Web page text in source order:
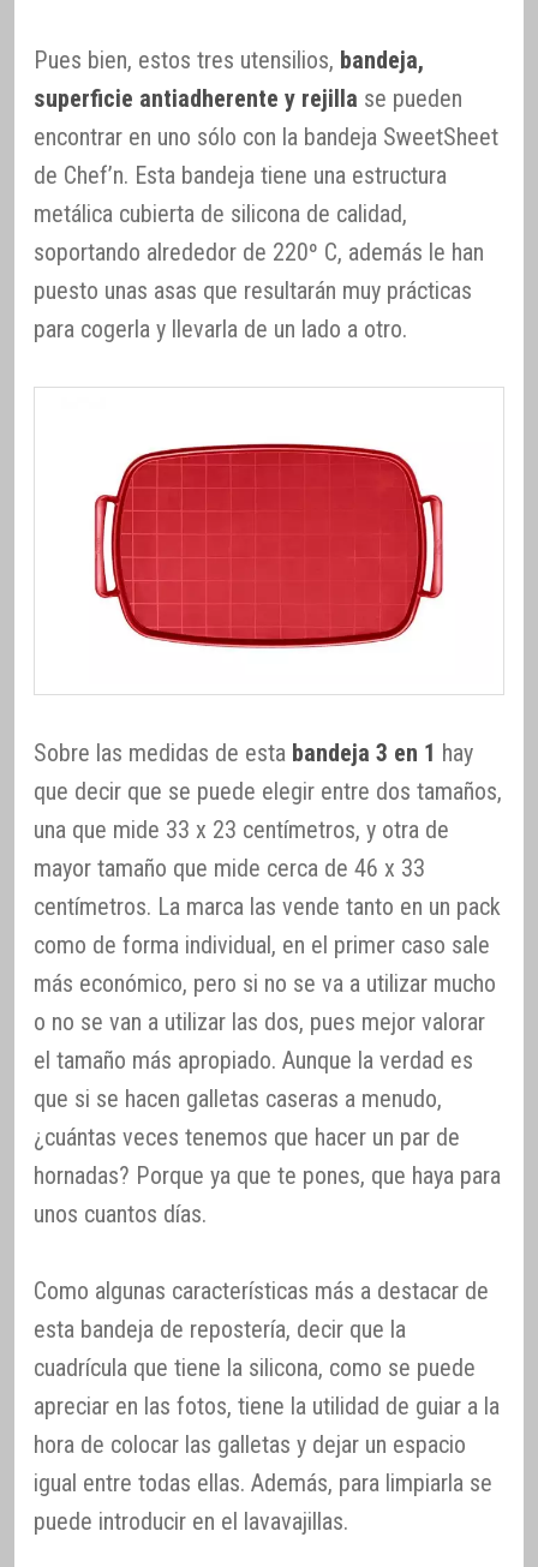
Pues bien, estos tres utensilios, bandeja,
superficie antiadherente y rejilla se pueden
encontrar en uno sólo con la bandeja SweetSheet
de Chef’n. Esta bandeja tiene una estructura
metálica cubierta de silicona de calidad,
soportando alrededor de 220º C, además le han
puesto unas asas que resultarán muy prácticas
para cogerla y llevarla de un lado a otro.
Sobre las medidas de esta bandeja 3 en 1 hay
que decir que se puede elegir entre dos tamaños,
una que mide 33 x 23 centímetros, y otra de
mayor tamaño que mide cerca de 46 x 33
centímetros. La marca las vende tanto en un pack
como de forma individual, en el primer caso sale
más económico, pero si no se va a utilizar mucho
o no se van a utilizar las dos, pues mejor valorar
el tamaño más apropiado. Aunque la verdad es
que si se hacen galletas caseras a menudo,
¿cuántas veces tenemos que hacer un par de
hornadas? Porque ya que te pones, que haya para
unos cuantos días.
Como algunas características más a destacar de
esta bandeja de repostería, decir que la
cuadrícula que tiene la silicona, como se puede
apreciar en las fotos, tiene la utilidad de guiar a la
hora de colocar las galletas y dejar un espacio
igual entre todas ellas. Además, para limpiarla se
puede introducir en el lavavajillas.